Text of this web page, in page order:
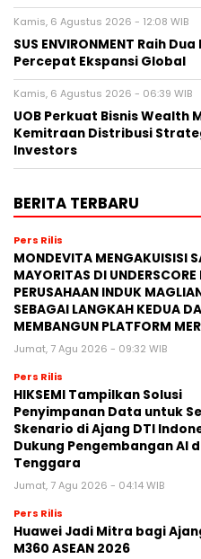
Kamis, 6 Agustus 2026 - 12:08 WIB
SUS ENVIRONMENT Raih
Percepat Ekspansi Global
Kamis, 6 Agustus 2026 - 06:39 WIB
UOB Perkuat Bisnis Wealth
Kemitraan Distribusi
Investors
BERITA TERBARU
Pers Rilis
MONDEVITA MENGAKUISISI
MAYORITAS DI
PERUSAHAAN INDUK
SEBAGAI LANGKAH KEDUA
MEMBANGUN PLATFORM
Jumat, 7 Agu 2026 - 09:32 WIB
Pers Rilis
HIKSEMI Tampilkan Solusi
Penyimpanan Data untuk
Skenario di Ajang DTI
Dukung Pengembangan AI
Tenggara
Jumat, 7 Agu 2026 - 04:14 WIB
Pers Rilis
Huawei Jadi Mitra bagi
M360 ASEAN 2026